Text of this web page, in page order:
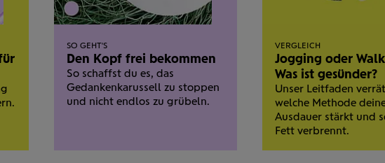
SO GEHT'S
Den Kopf frei bekommen
So schaffst du es, das
Gedanken­karussell zu stoppen
und nicht endlos zu grübeln.
VERGLEICH
Jogging oder
Was ist gesünder?
Unser Leitfaden
welche Methode
Ausdauer stärkt und
Fett verbrennt.